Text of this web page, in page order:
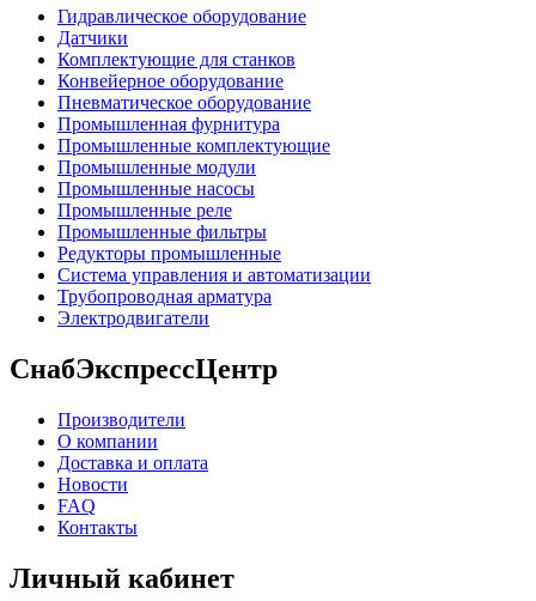
Гидравлическое оборудование
Датчики
Комплектующие для станков
Конвейерное оборудование
Пневматическое оборудование
Промышленная фурнитура
Промышленные комплектующие
Промышленные модули
Промышленные насосы
Промышленные реле
Промышленные фильтры
Редукторы промышленные
Система управления и автоматизации
Трубопроводная арматура
Электродвигатели
СнабЭкспрессЦентр
Производители
О компании
Доставка и оплата
Новости
FAQ
Контакты
Личный кабинет